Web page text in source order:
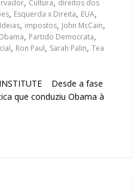
, Cultura, direitos dos
, Esquerda x Direita, EUA,
Ideias, impostos, John McCain,
, Partido Democrata,
, Ron Paul, Sarah Palin,Tea
INSTITUTE Desde a fase
que conduziu Obama à